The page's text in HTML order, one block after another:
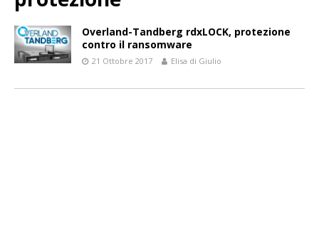
Overland-Tandberg rdxLOCK, protezione
contro il ransomware
21 Ottobre 2017 Elisa di Giulio